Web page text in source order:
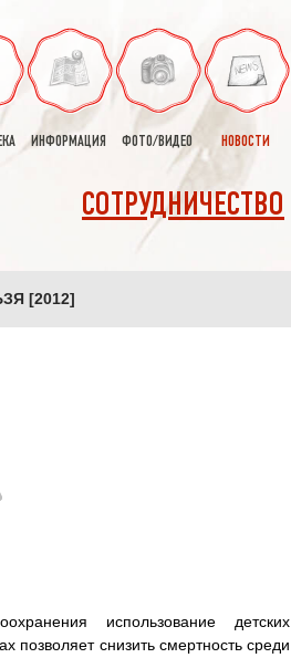
ИНФОРМАЦИЯ ФОТО/ВИДЕО НОВОСТИ
СОТРУДНИЧЕСТВО
[2012]
использование детских
позволяет снизить смертность среди